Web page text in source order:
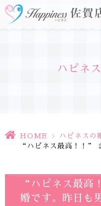
ハピネ
HOME > ハピネスの
“ハピネス最高！！”
“ハピネス最高
婚です。昨日も